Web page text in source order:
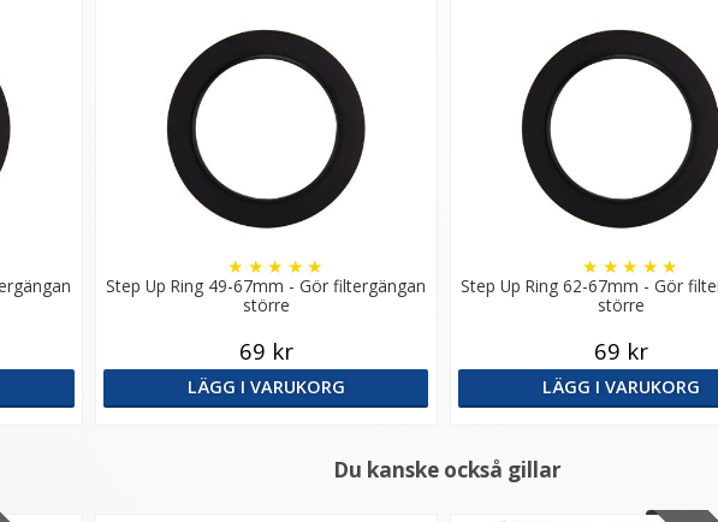
Step Up Ring 49-67mm - Gör filtergängan
större
★ ★ ★ ★ ★
69 kr
LÄGG I VARUKORG
Step Up Ring 62-67mm - Gör
större
★ ★ ★ ★ ★
69 kr
LÄGG I VARUKORG
Du kanske också gillar